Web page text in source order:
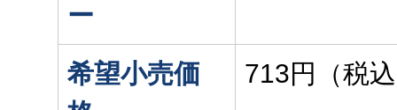
ー
希望小売価
713円（税